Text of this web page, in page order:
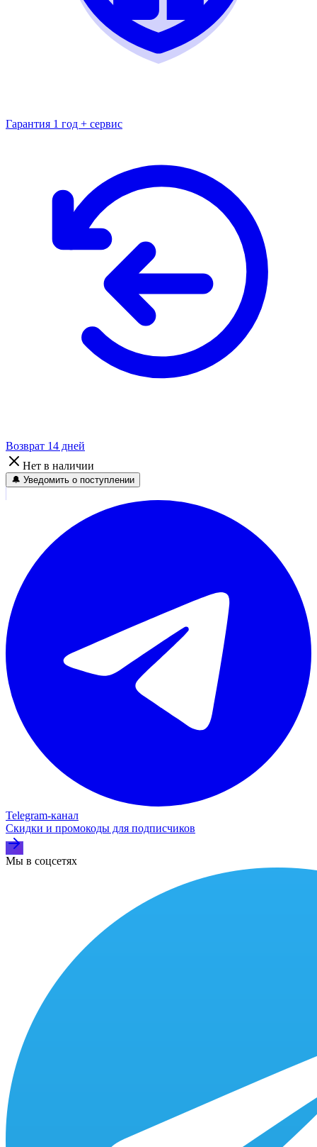
Гарантия 1 год + сервис
Возврат 14 дней
Нет в наличии
🔔 Уведомить о поступлении
Telegram‑канал
Скидки и промокоды для подписчиков
Мы в соцсетях